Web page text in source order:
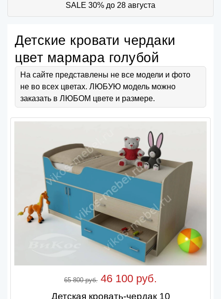
SALE 30% до 28 августа
Детские кровати чердаки
цвет мармара голубой
На сайте представлены не все модели и фото
не во всех цветах. ЛЮБУЮ модель можно
заказать в ЛЮБОМ цвете и размере.
65 800 руб. 46 100 руб.
Детская кровать-чердак 10